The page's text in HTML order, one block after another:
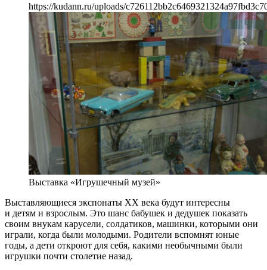
https://kudann.ru/uploads/
Выставка «Игрушечный музей»
Выставляющиеся экспонаты XX века будут интересны
и детям и взрослым. Это шанс бабушек и дедушек показать
своим внукам карусели, солдатиков, машинки, которыми они
играли, когда были молодыми. Родители вспомнят юные
годы, а дети откроют для себя, какими необычными были
игрушки почти столетие назад.